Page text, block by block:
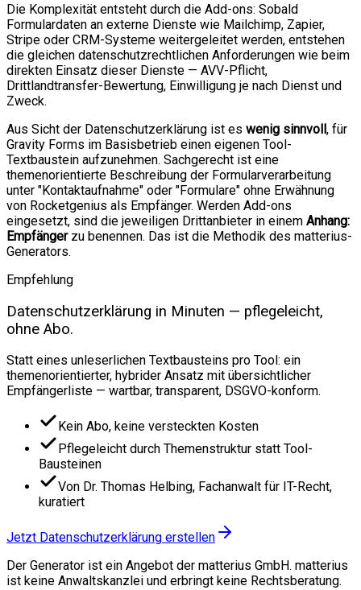
Die Komplexität entsteht durch die Add-ons: Sobald
Formulardaten an externe Dienste wie Mailchimp, Zapier,
Stripe oder CRM-Systeme weitergeleitet werden, entstehen
die gleichen datenschutzrechtlichen Anforderungen wie beim
direkten Einsatz dieser Dienste — AVV-Pflicht,
Drittlandtransfer-Bewertung, Einwilligung je nach Dienst und
Zweck.
Aus Sicht der Datenschutzerklärung ist es wenig sinnvoll, für
Gravity Forms im Basisbetrieb einen eigenen Tool-
Textbaustein aufzunehmen. Sachgerecht ist eine
themenorientierte Beschreibung der Formularverarbeitung
unter "Kontaktaufnahme" oder "Formulare" ohne Erwähnung
von Rocketgenius als Empfänger. Werden Add-ons
eingesetzt, sind die jeweiligen Drittanbieter in einem Anhang:
Empfängerzu benennen. Das ist die Methodik des matterius-
Generators.
Empfehlung
Datenschutzerklärung in Minuten — pflegeleicht,
ohne Abo.
Statt eines unleserlichen Textbausteins pro Tool: ein
themenorientierter, hybrider Ansatz mit übersichtlicher
Empfängerliste — wartbar, transparent, DSGVO-konform.
Kein Abo, keine versteckten Kosten
Pflegeleicht durch Themenstruktur statt Tool-
Bausteinen
Von Dr. Thomas Helbing, Fachanwalt für IT-Recht,
kuratiert
Jetzt Datenschutzerklärung erstellen
Der Generator ist ein Angebot der matterius GmbH. matterius
ist keine Anwaltskanzlei und erbringt keine Rechtsberatung.